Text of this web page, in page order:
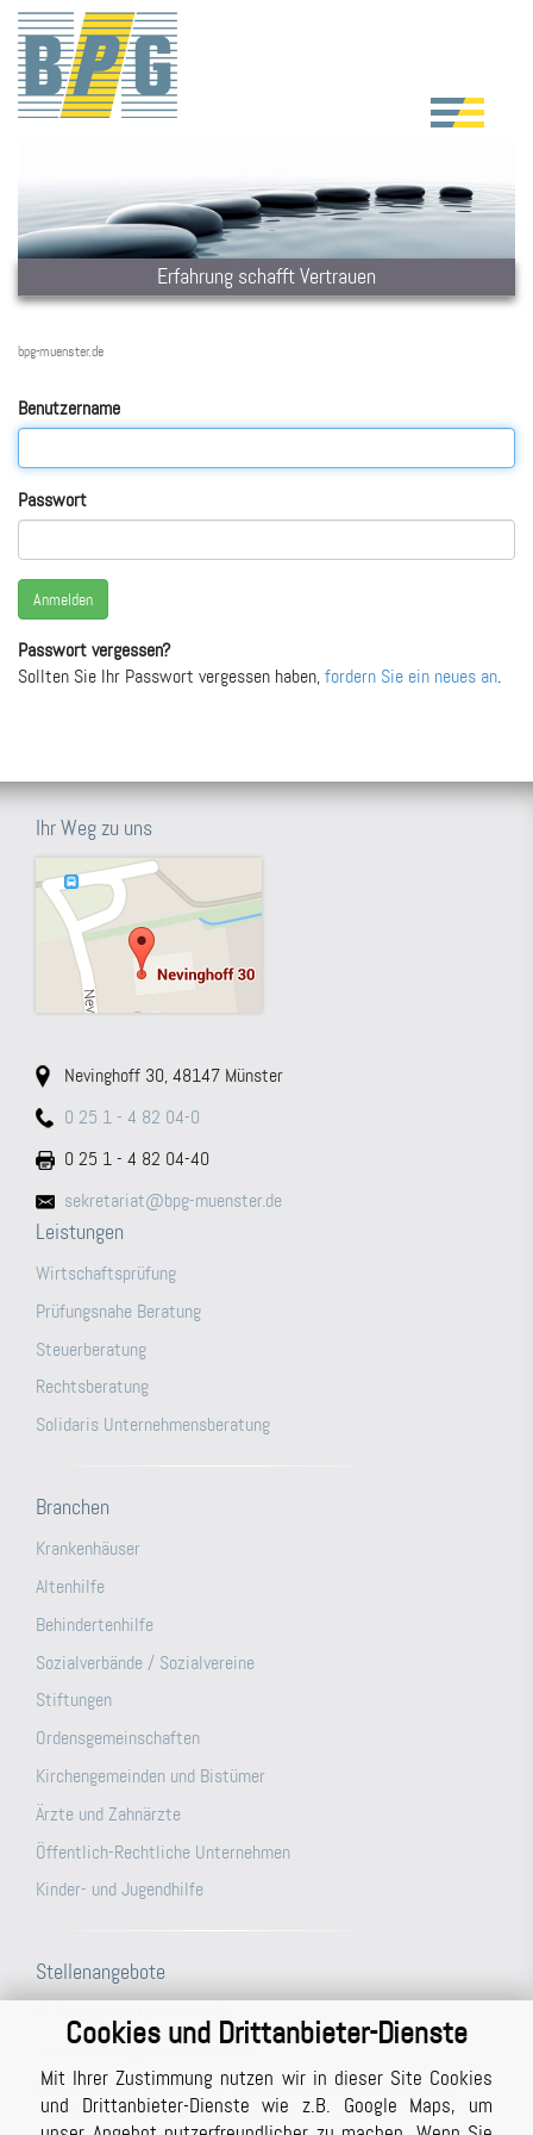
Cookies und Drittanbieter-Dienste
Mit Ihrer Zustimmung nutzen wir in dieser Site Cookies
und Drittanbieter-Dienste wie z.B. Google Maps, um
Erfahrung schafft Vertrauen
bpg-muenster.de
Benutzername
Passwort
Passwort vergessen?
Sollten Sie Ihr Passwort vergessen haben,fordern Sie ein neues an.
Ihr Weg zu uns
Nevinghoff 30, 48147 Münster
0 25 1 - 4 82 04-0
0 25 1 - 4 82 04-40
sekretariat@bpg-muenster.de
Leistungen
Wirtschaftsprüfung
Prüfungsnahe Beratung
Steuerberatung
Rechtsberatung
Solidaris Unternehmensberatung
Branchen
Krankenhäuser
Altenhilfe
Behindertenhilfe
Sozialverbände / Sozialvereine
Stiftungen
Ordensgemeinschaften
Kirchengemeinden und Bistümer
Ärzte und Zahnärzte
Öffentlich-Rechtliche Unternehmen
Kinder- und Jugendhilfe
Stellenangebote
Steuerfachangestellte (m/w/d)
Büroassistenz (m/w/d) für unsere Berichtsabteilung/unser
Schreibbüro in Vollzeit (ggf. auch Teilzeit möglich)